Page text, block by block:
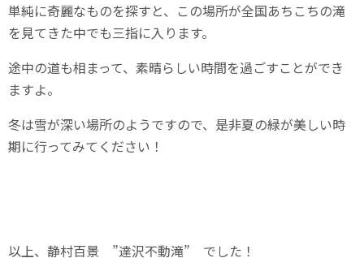
単純に奇麗なものを探すと、この場所が全国あちこちの滝
を見てきた中でも三指に入ります。
途中の道も相まって、素晴らしい時間を過ごすことができ
ますよ。
冬は雪が深い場所のようですので、是非夏の緑が美しい時
期に行ってみてください！
以上、静村百景 ”達沢不動滝” でした！